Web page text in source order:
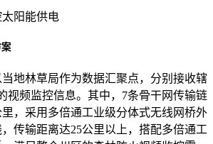
地林草局作为数据汇聚点，分别接收辖
视频监控信息。其中，7条骨干网传输链
，采用多倍通工业级分体式无线网桥外
传输距离达25公里以上，搭配多倍通工